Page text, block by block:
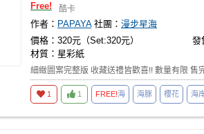
Free! 酷卡
作者： PAPAYA 社團： 漫步星海
價格：320元（Set:320元）
發
材質：星彩紙
細緻圖案完整版 收藏送禮皆歡喜!! 數量有限 售
1 1 FREE!海 海豚 櫻花 海